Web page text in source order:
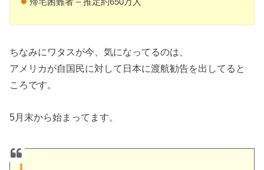
ちなみにワタスが今、気になってるのは、
アメリカが自国民に対して日本に渡航勧告を出してると
ころです。
5月末から始まってます。